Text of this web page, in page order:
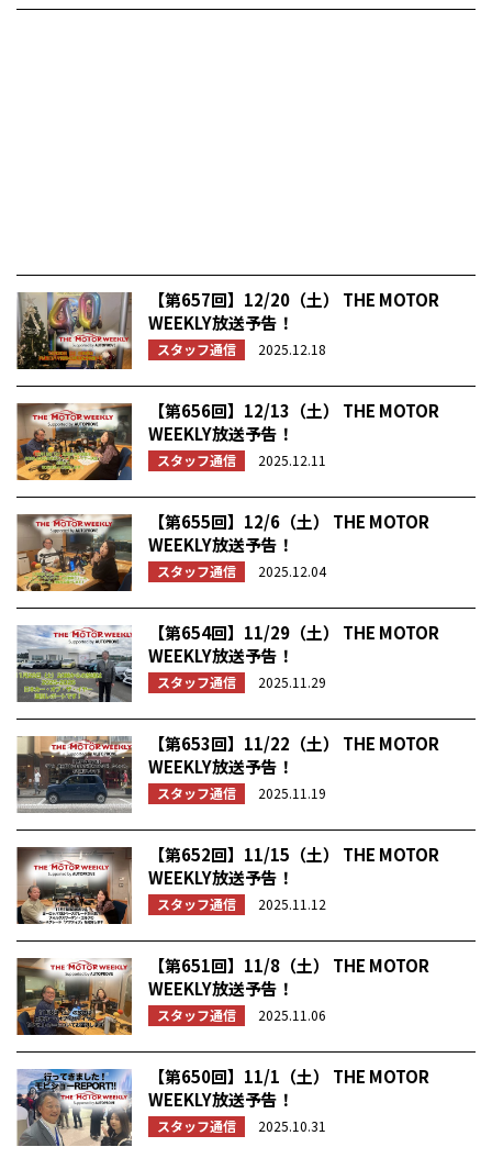
【第657回】12/20（土） THE MOTOR
WEEKLY放送予告！
スタッフ通信 2025.12.18
【第656回】12/13（土） THE MOTOR
WEEKLY放送予告！
スタッフ通信 2025.12.11
【第655回】12/6（土） THE MOTOR
WEEKLY放送予告！
スタッフ通信 2025.12.04
【第654回】11/29（土） THE MOTOR
WEEKLY放送予告！
スタッフ通信 2025.11.29
【第653回】11/22（土） THE MOTOR
WEEKLY放送予告！
スタッフ通信 2025.11.19
【第652回】11/15（土） THE MOTOR
WEEKLY放送予告！
スタッフ通信 2025.11.12
【第651回】11/8（土） THE MOTOR
WEEKLY放送予告！
スタッフ通信 2025.11.06
【第650回】11/1（土） THE MOTOR
WEEKLY放送予告！
スタッフ通信 2025.10.31